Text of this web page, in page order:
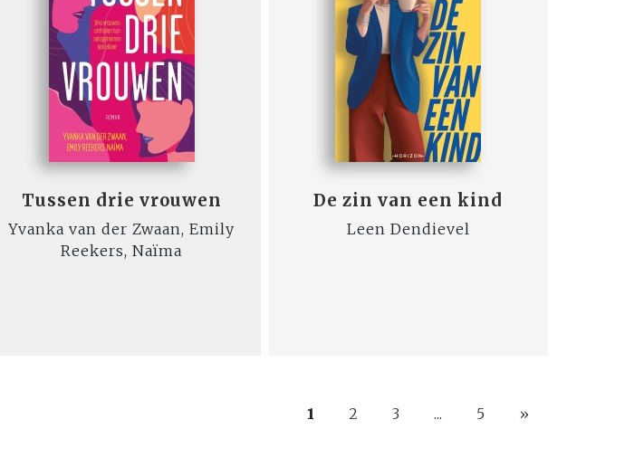
Tussen drie vrouwen
Yvanka van der Zwaan, Emily
Reekers, Naïma
De zin van een kind
Leen Dendievel
1 2 3 ... 5 »